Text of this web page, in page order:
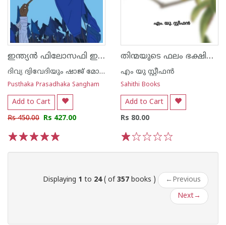
ഇന്ത്യൻ ഫിലോസഫി ഇന്ത്യൻ റവലൂഷൻ
ദിവ്യ ദ്വിവേദിയും ഷാജ് മോഹനും
Pusthaka Prasadhaka Sangham
Add to Cart
Rs 450.00 Rs 427.00
തിന്മയുടെ ഫലം ഭക്ഷിക്കരുത്
എം യു സ്റ്റീഫൻ
Sahithi Books
Add to Cart
Rs 80.00
Displaying 1 to 24( of 357 books ) ← Previous
Next→